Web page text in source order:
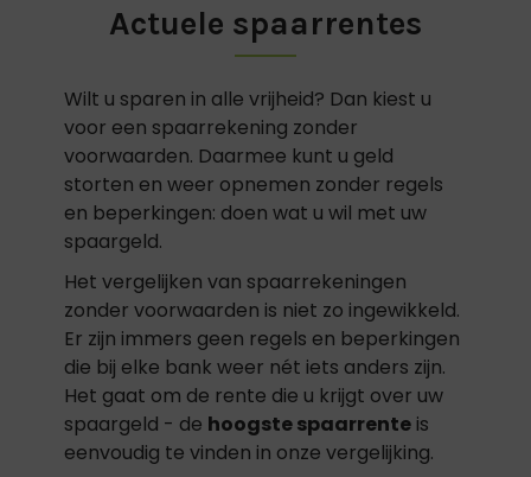
Actuele spaarrentes
Wilt u sparen in alle vrijheid? Dan kiest u
voor een spaarrekening zonder
voorwaarden. Daarmee kunt u geld
storten en weer opnemen zonder regels
en beperkingen: doen wat u wil met uw
spaargeld.
Het vergelijken van spaarrekeningen
zonder voorwaarden is niet zo ingewikkeld.
Er zijn immers geen regels en beperkingen
die bij elke bank weer nét iets anders zijn.
Het gaat om de rente die u krijgt over uw
spaargeld - de hoogste spaarrente is
eenvoudig te vinden in onze vergelijking.